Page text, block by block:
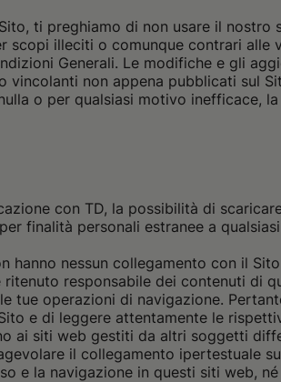
ti preghiamo di non usare il nostro
illeciti o comunque contrari alle
Generali. Le modifiche e gli
non appena pubblicati sul
o per qualsiasi motivo inefficace,
con TD, la possibilità di
finalità personali estranee a
nessun collegamento con il
responsabile dei contenuti di
operazioni di navigazione.
e di leggere attentamente le
ai siti web gestiti da altri soggetti
il collegamento ipertestuale
e la navigazione in questi siti web,